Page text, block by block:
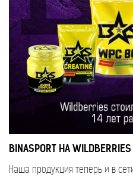
BINASPORT НА WILDBERRIES
Наша продукция теперь и в